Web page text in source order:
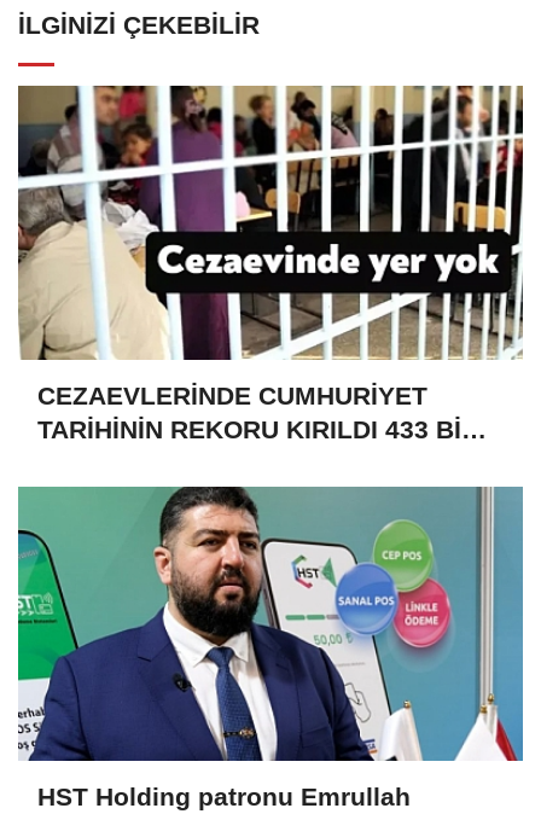
İLGINIZI ÇEKEBILIR
CEZAEVLERİNDE CUMHURİYET
TARİHİNİN REKORU KIRILDI 433 BİN
HST Holding patronu Emrullah